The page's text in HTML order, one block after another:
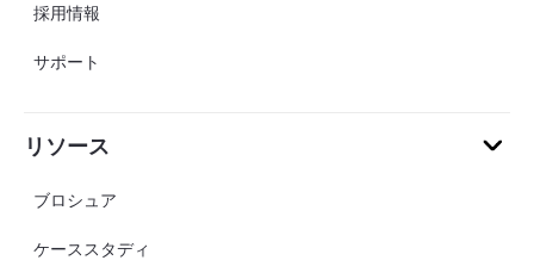
採用情報
サポート
リソース
ブロシュア
ケーススタディ